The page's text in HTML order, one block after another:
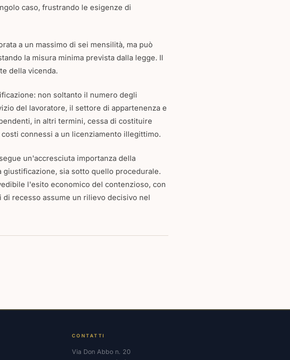
caso, frustrando le esigenze di
a un massimo di sei mensilità, ma può
la misura minima prevista dalla legge. Il
della vicenda.
non soltanto il numero degli
del lavoratore, il settore di appartenenza e
in altri termini, cessa di costituire
connessi a un licenziamento illegittimo.
un'accresciuta importanza della
sia sotto quello procedurale.
l'esito economico del contenzioso, con
recesso assume un rilievo decisivo nel
CONTATTI
Via Don Abbo n. 20